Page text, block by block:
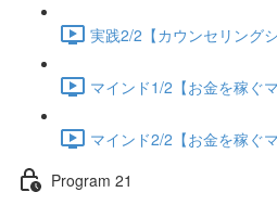
実践2/2【カウンセリング
マインド1/2【お金を稼ぐ
マインド2/2【お金を稼ぐ
Program 21